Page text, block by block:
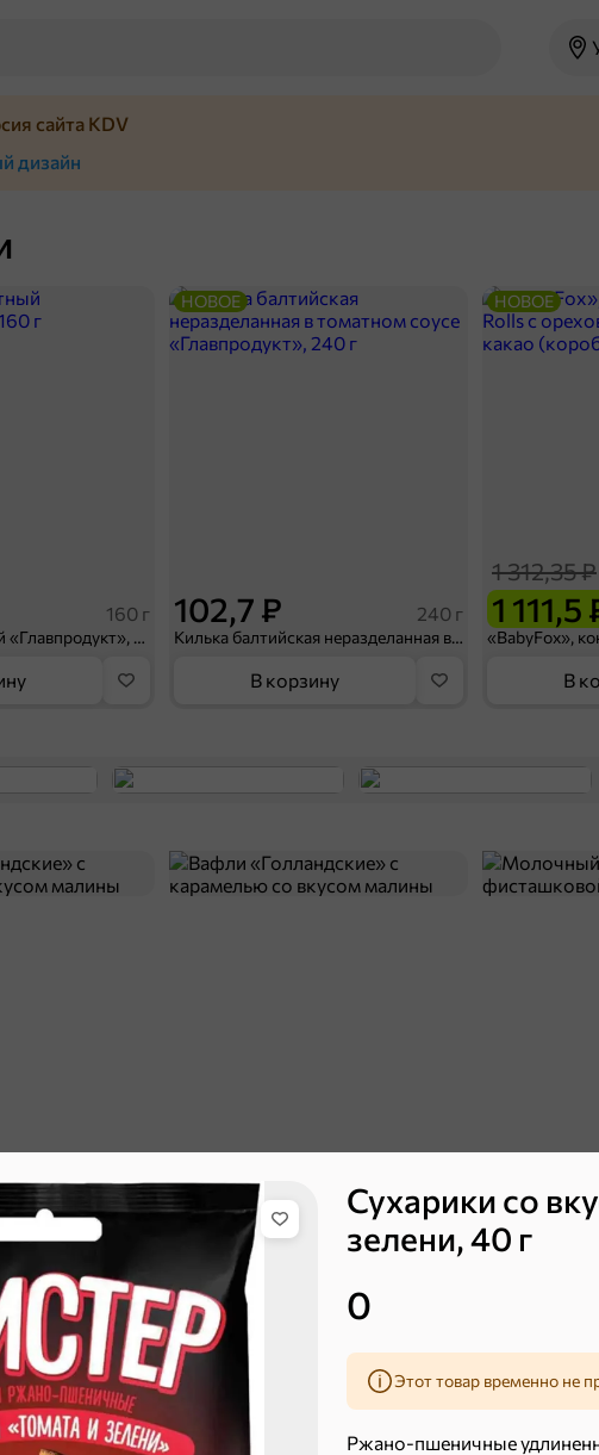
Сухарики со
зелени, 40 г
0
Этот товар временно не
Ржано-пшеничные
160 г
Паштет шпротный «Главпродукт», 160 г
102,7 ₽ 240 г
Килька балтийская неразделанная в томатном соусе «Главпродукт», 240 г
НОВОЕ
В корзину
1 312,35 ₽
1 111,5
НОВОЕ
В
ХИТ
сайта KDV
дизайн